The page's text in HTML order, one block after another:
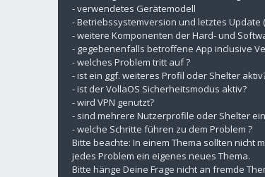
- verwendetes Gerätemodell
- Betriebssystemversion und letztes
- weitere Komponenten der Hard- und
- gegebenenfalls betroffene App inclusive
- welches Problem tritt auf ?
- ist ein ggf. weiteres Profil oder Shelter
- ist der VollaOS Sicherheitsmodus aktiv?
- wird VPN genutzt?
- sind mehrere Nutzerprofile oder Shelter
- welche Schritte führen zu dem Problem ?
Bitte beachte: In einem Thema sollten nicht
jedes Problem ein eigenes neues Thema.
Bitte hänge Deine Frage nicht an fremde